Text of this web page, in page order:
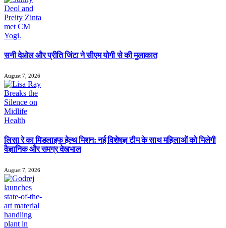
सनी देओल और प्रीति जिंटा ने सीएम योगी से की मुलाकात
August 7, 2026
लिसा रे का मिडलाइफ हेल्थ मिशन: नई विशेषज्ञ टीम के साथ महिलाओं को मिलेगी
वैज्ञानिक और समग्र देखभाल
August 7, 2026